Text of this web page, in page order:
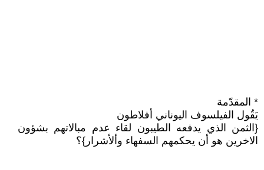
* المقدّمة
يَقُول الفيلسوف اليوناني أفلاطون
{الثمن الذي يدفعه الطيبون لقاء عدم مبالاتهم بشؤون
الاخرين هو أن يحكمهم السفهاء وألأشرار}؟